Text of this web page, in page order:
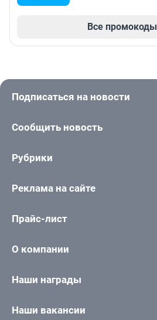
Все промокоды
Подписаться на новости
Сообщить новость
Рубрики
Реклама на сайте
Прайс-лист
О компании
Наши награды
Наши вакансии